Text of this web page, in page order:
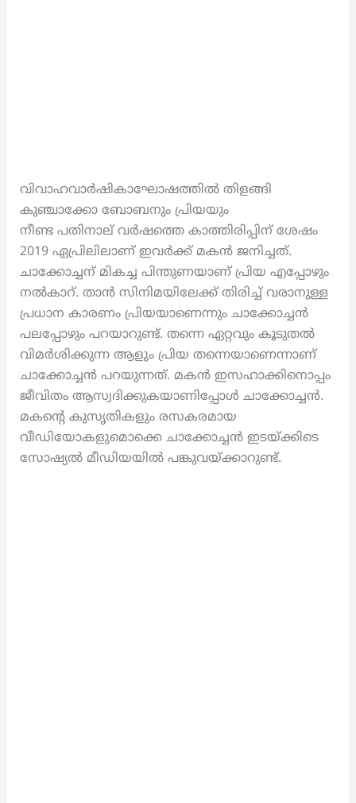
വിവാഹവാർഷികാഘോഷത്തിൽ തിളങ്ങി
കുഞ്ചാക്കോ ബോബനും പ്രിയയും
നീണ്ട പതിനാല് വർഷത്തെ കാത്തിരിപ്പിന് ശേഷം
2019 ഏപ്രിലിലാണ് ഇവർക്ക് മകൻ ജനിച്ചത്.
ചാക്കോച്ചന് മികച്ച പിന്തുണയാണ് പ്രിയ എപ്പോഴും
നൽകാറ്. താൻ സിനിമയിലേക്ക് തിരിച്ച് വരാനുള്ള
പ്രധാന കാരണം പ്രിയയാണെന്നും ചാക്കോച്ചൻ
പലപ്പോഴും പറയാറുണ്ട്. തന്നെ ഏറ്റവും കൂടുതൽ
വിമർശിക്കുന്ന ആളും പ്രിയ തന്നെയാണെന്നാണ്
ചാക്കോച്ചൻ പറയുന്നത്. മകൻ ഇസഹാക്കിനൊപ്പം
ജീവിതം ആസ്വദിക്കുകയാണിപ്പോൾ ചാക്കോച്ചൻ.
മകന്റെ കുസൃതികളും രസകരമായ
വീഡിയോകളുമൊക്കെ ചാക്കോച്ചൻ ഇടയ്ക്കിടെ
സോഷ്യൽ മീഡിയയിൽ പങ്കുവയ്ക്കാറുണ്ട്.